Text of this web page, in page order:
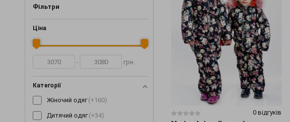
Фільтри
Ціна
- грн.
Категорії
Жіночий одяг (+160)
Дитячий одяг (+34) 0 відгуків